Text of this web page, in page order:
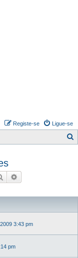
Ligue-se
Registe-se
i
Pesquisar
3:43 pm
pm